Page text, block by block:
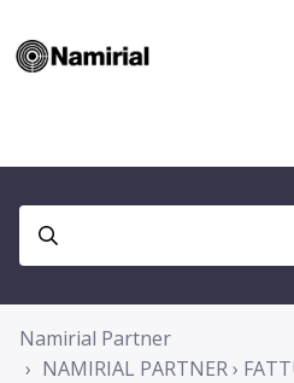
Namirial Partner
NAMIRIAL PARTNER ›